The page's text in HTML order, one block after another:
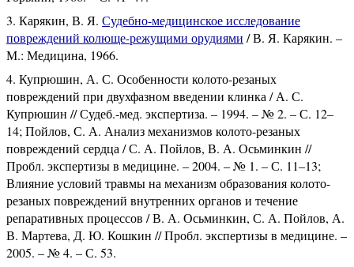
Карякин, В. Я. Судебно-медицинское исследование
повреждений колюще-режущими орудиями / В. Я. Карякин. –
М.: Медицина, 1966.
Купрюшин, А. С. Особенности колото-резаных
повреждений при двухфазном введении клинка / А. С.
Купрюшин // Судеб.-мед. экспертиза. – 1994. – № 2. – С. 12–
14; Пойлов, С. А. Анализ механизмов колото-резаных
повреждений сердца / С. А. Пойлов, В. А. Осьминкин //
Пробл. экспертизы в медицине. – 2004. – № 1. – С. 11–13;
Влияние условий травмы на механизм образования колото-
резаных повреждений внутренних органов и течение
репаративных процессов / В. А. Осьминкин, С. А. Пойлов, А.
В. Мартева, Д. Ю. Кошкин // Пробл. экспертизы в медицине. –
2005. – № 4. – С. 53.